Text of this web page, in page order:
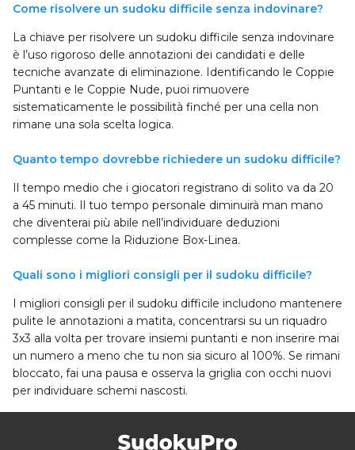
Come risolvere un sudoku difficile senza indovinare?
La chiave per risolvere un sudoku difficile senza indovinare
è l’uso rigoroso delle annotazioni dei candidati e delle
tecniche avanzate di eliminazione. Identificando le Coppie
Puntanti e le Coppie Nude, puoi rimuovere
sistematicamente le possibilità finché per una cella non
rimane una sola scelta logica.
Quanto tempo dovrebbe richiedere un sudoku difficile?
Il tempo medio che i giocatori registrano di solito va da 20
a 45 minuti. Il tuo tempo personale diminuirà man mano
che diventerai più abile nell’individuare deduzioni
complesse come la Riduzione Box-Linea.
Quali sono i migliori consigli per il sudoku difficile?
I migliori consigli per il sudoku difficile includono mantenere
pulite le annotazioni a matita, concentrarsi su un riquadro
3x3 alla volta per trovare insiemi puntanti e non inserire mai
un numero a meno che tu non sia sicuro al 100%. Se rimani
bloccato, fai una pausa e osserva la griglia con occhi nuovi
per individuare schemi nascosti.